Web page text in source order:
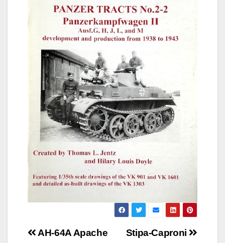
Beitragsnavigation
Stipa-Caproni
AH-64A Apache